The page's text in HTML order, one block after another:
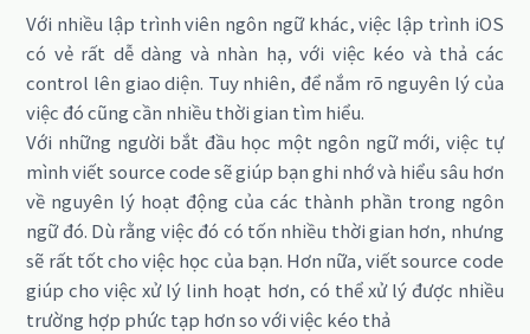
Với nhiều lập trình viên ngôn ngữ khác, việc lập trình iOS
có vẻ rất dễ dàng và nhàn hạ, với việc kéo và thả các
control lên giao diện. Tuy nhiên, để nắm rõ nguyên lý của
việc đó cũng cần nhiều thời gian tìm hiểu.
Với những người bắt đầu học một ngôn ngữ mới, việc tự
mình viết source code sẽ giúp bạn ghi nhớ và hiểu sâu hơn
về nguyên lý hoạt động của các thành phần trong ngôn
ngữ đó. Dù rằng việc đó có tốn nhiều thời gian hơn, nhưng
sẽ rất tốt cho việc học của bạn. Hơn nữa, viết source code
giúp cho việc xử lý linh hoạt hơn, có thể xử lý được nhiều
trường hợp phức tạp hơn so với việc kéo thả